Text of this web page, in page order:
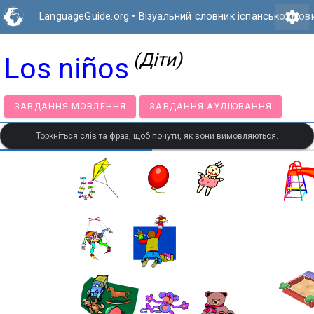
LanguageGuide.org • Візуальний словник іспанськоїsettings
Los niños (Діти)
ЗАВДАННЯ МОВЛЕННЯ ЗАВДАННЯ АУДІЮВАННЯ
Торкніться слів та фраз, щоб почути, як вони вимовляються.